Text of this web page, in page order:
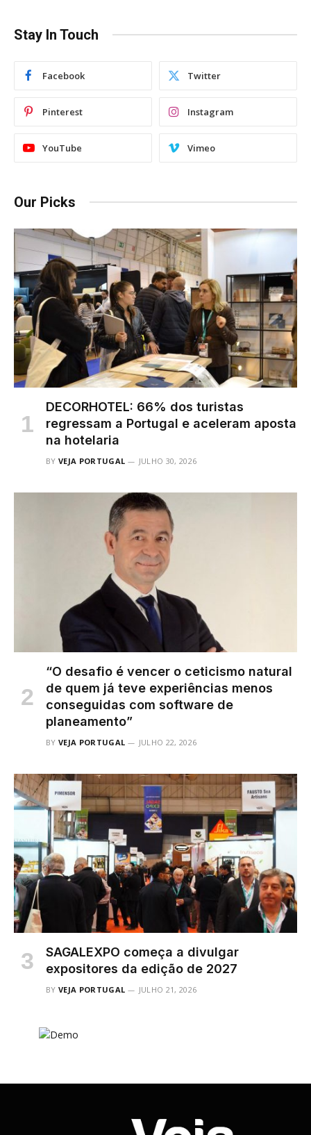
Stay In Touch
Facebook Twitter
Pinterest Instagram
YouTube Vimeo
Our Picks
DECORHOTEL: 66% dos turistas
regressam a Portugal e aceleram aposta
na hotelaria
BY VEJA PORTUGAL JULHO 30, 2026
“O desafio é vencer o ceticismo natural
de quem já teve experiências menos
conseguidas com software de
planeamento”
BY VEJA PORTUGAL JULHO 22, 2026
SAGALEXPO começa a divulgar
expositores da edição de 2027
BY VEJA PORTUGAL JULHO 21, 2026